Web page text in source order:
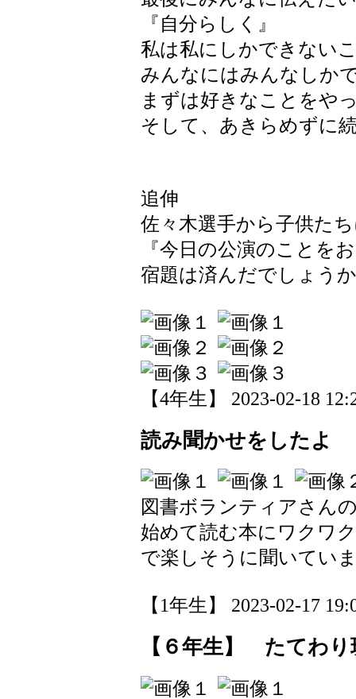
『自分らしく』
私は私にしかできない
みんなにはみんなしか
まずは好きなことをや
そして、あきらめずに
追伸
佐々木選手から子供た
『今日の公演のこと
宿題は済んだでしょう
【4年生】 2023-02-18
読み聞かせをしたよ
図書ボランティアさん
始めて読む本にワクワ
で楽しそうに聞いてい
【1年生】 2023-02-17
【６年生】 たてわり